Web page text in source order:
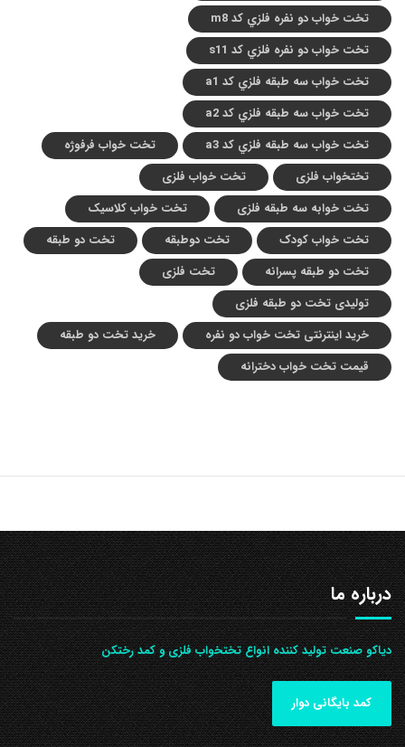
تخت خواب دو نفره فلزي کد m8
تخت خواب دو نفره فلزي کد s11
تخت خواب سه طبقه فلزي کد a1
تخت خواب سه طبقه فلزي کد a2
تخت خواب سه طبقه فلزي کد a3
تخت خواب فرفوژه
تختخواب فلزی
تخت خواب فلزی
تخت خوابه سه طبقه فلزی
تخت خواب کلاسیک
تخت خواب کودک
تخت دوطبقه
تخت دو طبقه
تخت دو طبقه پسرانه
تخت فلزی
تولیدی تخت دو طبقه فلزی
خرید اینترنتی تخت خواب دو نفره
خرید تخت دو طبقه
قیمت تخت خواب دخترانه
درباره ما
دیاکو صنعت تولید کننده انواع تختخواب فلزی و کمد رختکن
کمد بایگانی دوار